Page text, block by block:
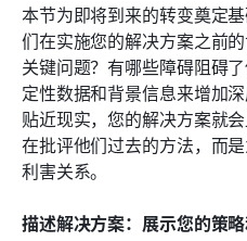
本节为即将到来的转变奠定
们在实施您的解决方案之前
关键问题？有哪些障碍阻碍
定性数据和背景信息来增加
贴近现实，您的解决方案就
在批评他们过去的方法，而
利害关系。
描述解决方案：展示您的策